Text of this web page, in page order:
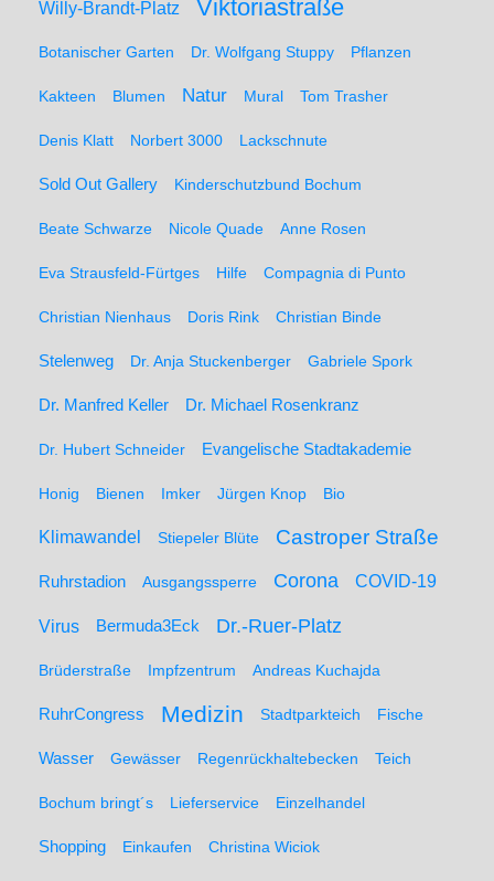
Willy-Brandt-Platz Viktoriastraße
Botanischer Garten Dr. Wolfgang Stuppy Pflanzen
Kakteen Blumen Natur Mural Tom Trasher
Denis Klatt Norbert 3000 Lackschnute
Sold Out Gallery Kinderschutzbund Bochum
Beate Schwarze Nicole Quade Anne Rosen
Eva Strausfeld-Fürtges Hilfe Compagnia di Punto
Christian Nienhaus Doris Rink Christian Binde
Stelenweg Dr. Anja Stuckenberger Gabriele Spork
Dr. Manfred Keller Dr. Michael Rosenkranz
Dr. Hubert Schneider Evangelische Stadtakademie
Honig Bienen Imker Jürgen Knop Bio
Klimawandel Stiepeler Blüte Castroper Straße
Ruhrstadion Ausgangssperre Corona COVID-19
Virus Bermuda3Eck Dr.-Ruer-Platz
Brüderstraße Impfzentrum Andreas Kuchajda
RuhrCongress Medizin Stadtparkteich Fische
Wasser Gewässer Regenrückhaltebecken Teich
Bochum bringt´s Lieferservice Einzelhandel
Shopping Einkaufen Christina Wiciok